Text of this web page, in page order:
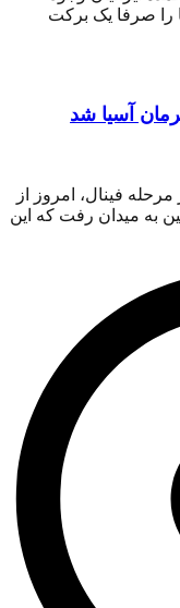
را صرفا یک برکت
آسیا شد
فینال، امروز از
چین به میدان رفت که این